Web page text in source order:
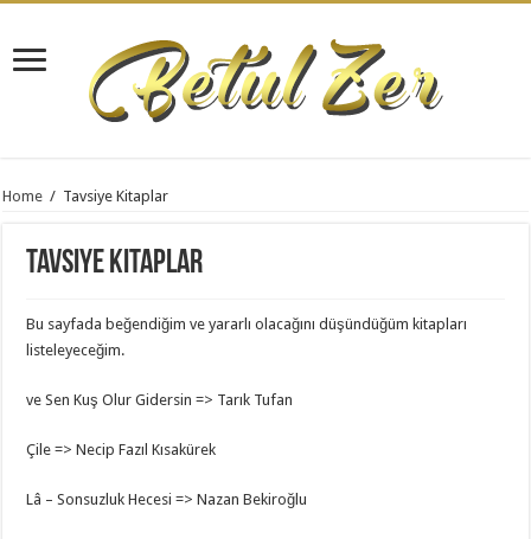
Home / Tavsiye Kitaplar
Tavsiye Kitaplar
Bu sayfada beğendiğim ve yararlı olacağını düşündüğüm kitapları
listeleyeceğim.
ve Sen Kuş Olur Gidersin => Tarık Tufan
Çile => Necip Fazıl Kısakürek
Lâ – Sonsuzluk Hecesi => Nazan Bekiroğlu